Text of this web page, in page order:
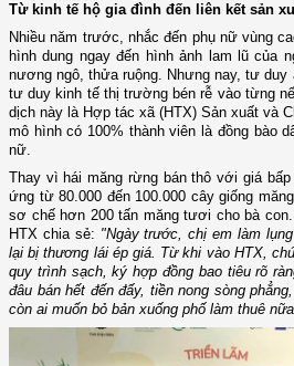
Từ kinh tế hộ gia đình đến liên kết sản
Nhiều năm trước, nhắc đến phụ nữ vùng
hình dung ngay đến hình ảnh lam lũ của
nương ngô, thửa ruộng. Nhưng nay, tư duy
tư duy kinh tế thị trường bén rễ vào từng
dịch này là Hợp tác xã (HTX) Sản xuất và
mô hình có 100% thành viên là đồng bào
nữ.
Thay vì hái măng rừng bán thô với giá
ứng từ 80.000 đến 100.000 cây giống
sơ chế hơn 200 tấn măng tươi cho bà
HTX chia sẻ: "Ngày trước, chị em làm
lại bị thương lái ép giá. Từ khi vào HTX,
quy trình sạch, ký hợp đồng bao tiêu rõ
đâu bán hết đến đấy, tiền nong sòng
còn ai muốn bỏ bản xuống phố làm thuê